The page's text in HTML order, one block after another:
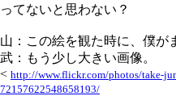
ってないと思わない？
山：この絵を観た時に、僕が
武：もう少し大きい画像。
< http://www.flickr.com/photos/take-
72157622548658193/